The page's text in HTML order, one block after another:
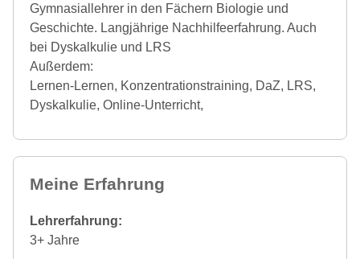
Gymnasiallehrer in den Fächern Biologie und
Geschichte. Langjährige Nachhilfeerfahrung. Auch
bei Dyskalkulie und LRS
Außerdem:
Lernen-Lernen, Konzentrationstraining, DaZ, LRS,
Dyskalkulie, Online-Unterricht,
Meine Erfahrung
Lehrerfahrung:
3+ Jahre